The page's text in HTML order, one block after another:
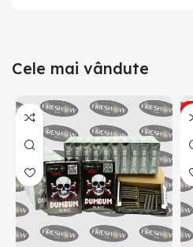
Cele mai vândute